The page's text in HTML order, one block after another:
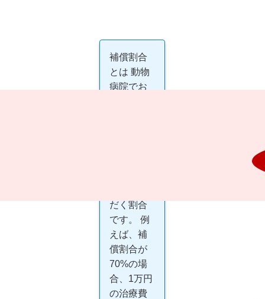
補償割合
とは 動物
病院でお
だく割合
です。 例
えば、補
償割合が
70%の場
合、1万円
の治療費